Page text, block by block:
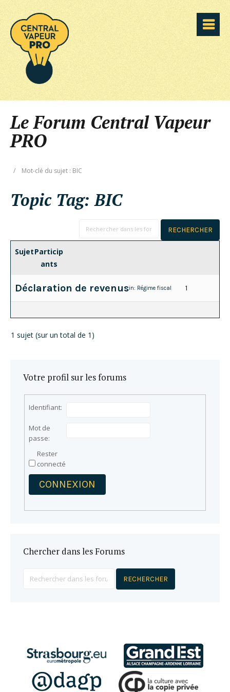
Le Forum Central Vapeur
PRO
/ Mot-clé du sujet : BIC
Topic Tag:BIC
SujetParticip
ants
Déclaration de revenusin: Régime fiscal 1
1 sujet (sur un total de 1)
Votre profil sur les forums
Identifiant:
Mot de
passe:
Rester
connecté
CONNEXION
Chercher dans les Forums